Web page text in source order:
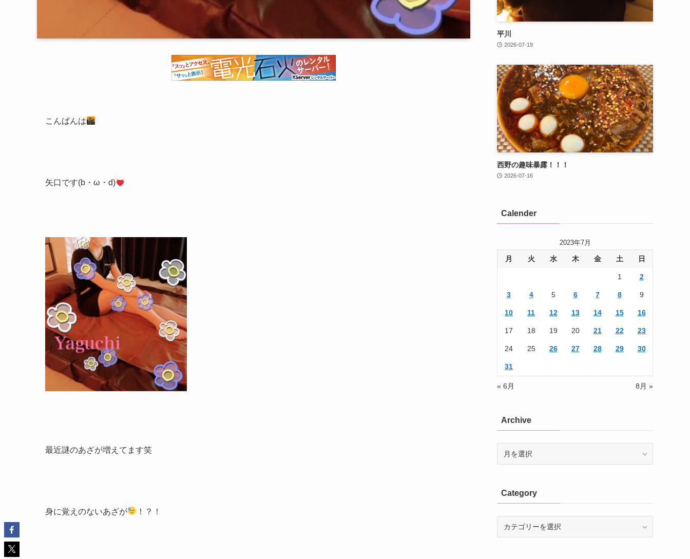
こんばんは
矢口です(b・ω・d)
最近謎のあざが増えてます笑
身に覚えのないあざが ！？！
平川
2026-07-19
西野の趣味暴露！！！
2026-07-16
Calender
2023年7月
月 火 水 木 金 土 日
1 2
3 4 5 6 7 8 9
10 11 12 13 14 15 16
17 18 19 20 21 22 23
24 25 26 27 28 29 30
31
« 6月 8月 »
Archive
Category